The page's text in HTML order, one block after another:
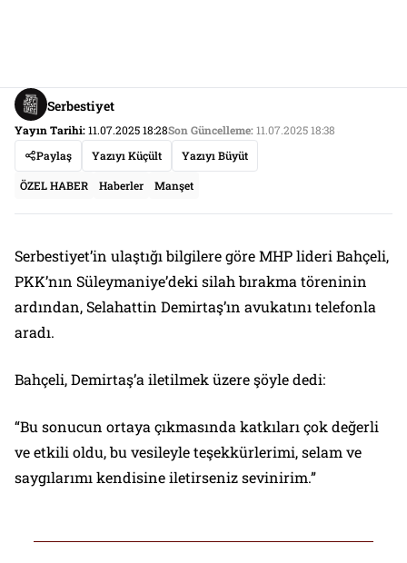
Serbestiyet
Yayın Tarihi:11.07.2025 18:28Son Güncelleme:11.07.2025 18:38
Paylaş
Yazıyı Küçült Yazıyı Büyüt
ÖZEL HABER Haberler Manşet
Serbestiyet’in ulaştığı bilgilere göre MHP lideri Bahçeli,
PKK’nın Süleymaniye’deki silah bırakma töreninin
ardından, Selahattin Demirtaş’ın avukatını telefonla
aradı.
Bahçeli, Demirtaş’a iletilmek üzere şöyle dedi:
“Bu sonucun ortaya çıkmasında katkıları çok değerli
ve etkili oldu, bu vesileyle teşekkürlerimi, selam ve
saygılarımı kendisine iletirseniz sevinirim.”